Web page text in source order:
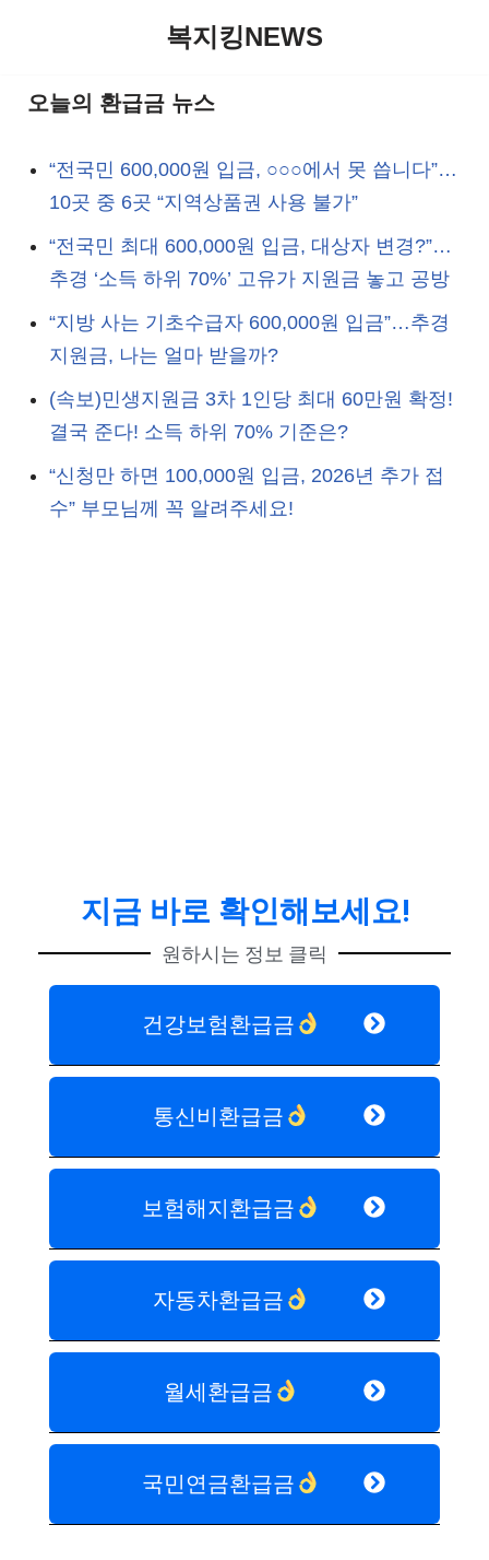
텐
복지킹NEWS
오늘의 환급금 뉴스
“전국민 600,000원 입금, ○○○에서 못 씁니다”…
10곳 중 6곳 “지역상품권 사용 불가”
“전국민 최대 600,000원 입금, 대상자 변경?”…
추경 ‘소득 하위 70%’ 고유가 지원금 놓고 공방
“지방 사는 기초수급자 600,000원 입금”…추경
지원금, 나는 얼마 받을까?
(속보)민생지원금 3차 1인당 최대 60만원 확정!
결국 준다! 소득 하위 70% 기준은?
“신청만 하면 100,000원 입금, 2026년 추가 접
수” 부모님께 꼭 알려주세요!
지금 바로 확인해보세요!
원하시는 정보 클릭
건강보험환급금
통신비환급금
보험해지환급금
자동차환급금
월세환급금
국민연금환급금